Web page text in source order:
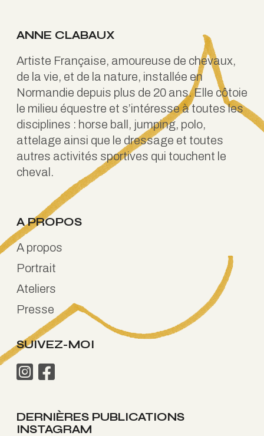
ANNE CLABAUX
Artiste Française, amoureuse de chevaux,
de la vie, et de la nature, installée en
Normandie depuis plus de 20 ans. Elle côtoie
le milieu équestre et s’intéresse à toutes les
disciplines : horse ball, jumping, polo,
attelage ainsi que le dressage et toutes
autres activités sportives qui touchent le
cheval.
A PROPOS
A propos
Portrait
Ateliers
Presse
SUIVEZ-MOI
DERNIÈRES PUBLICATIONS
INSTAGRAM